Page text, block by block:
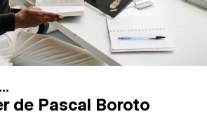
de Pascal Boroto